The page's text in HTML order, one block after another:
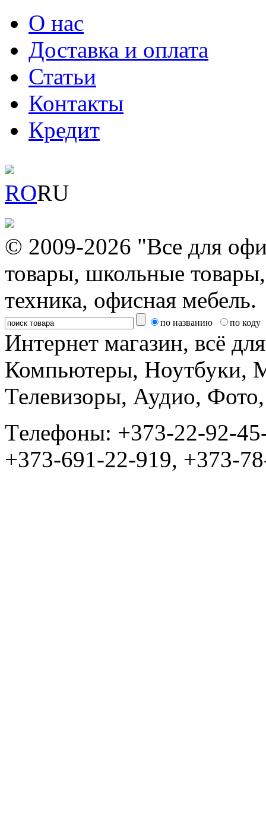
О нас
Доставка и оплата
Статьи
Контакты
Кредит
RORU
© 2009-2026 "Все для
товары, школьные
техника, офисная мебель.
по названию по коду
Интернет магазин, всё
Компьютеры, Ноутбуки,
Телевизоры, Аудио,
Tелефоны: +373-22-92-
+373-691-22-919, +373-